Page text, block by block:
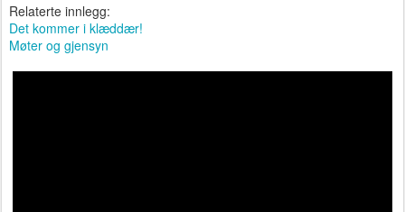
Relaterte innlegg:
Det kommer i klæddær!
Møter og gjensyn